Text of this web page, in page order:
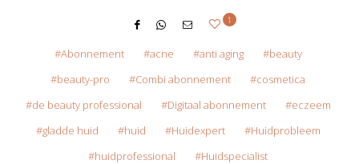
1
Abonnement acne anti aging
beauty
beauty-pro
Combi abonnement
cosmetica
de beauty professional
Digitaal abonnement
eczeem
gladde huid
huid Huidexpert
Huidprobleem
huidprofessional
Huidspecialist